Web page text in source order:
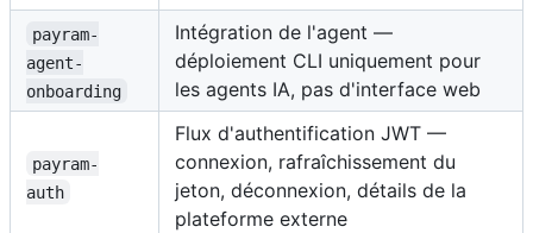
payram-
agent-
onboarding
Intégration de l'agent —
déploiement CLI uniquement pour
les agents IA, pas d'interface web
payram-
auth
Flux d'authentification JWT —
connexion, rafraîchissement du
jeton, déconnexion, détails de la
plateforme externe